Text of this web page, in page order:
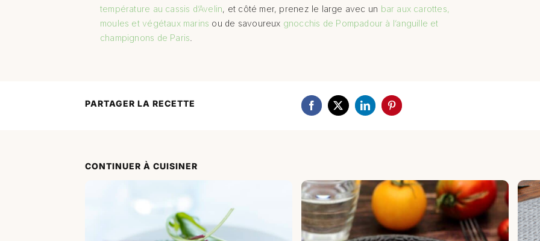
température au cassis d’Avelin, et côté mer, prenez le large avec un bar aux carottes,
moules et végétaux marins ou de savoureux gnocchis de Pompadour à l’anguille et
champignons de Paris
PARTAGER LA RECETTE
CONTINUER À CUISINER